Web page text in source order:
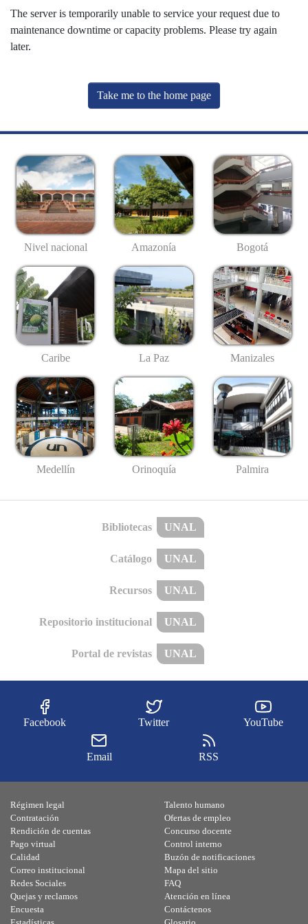
The server is temporarily unable to service your request due to
maintenance downtime or capacity problems. Please try again
later.
Take me to the home page
Nivel nacional Amazonía Bogotá
Caribe La Paz Manizales
Medellín Orinoquía Palmira
Bibliotecas UNAL
Catálogo UNAL
Recursos UNAL
Repositorio institucional UNAL
Portal de revistas UNAL
Facebook Twitter YouTube
Email RSS
Régimen legal
Contratación
Rendición de cuentas
Pago virtual
Calidad
Talento humano
Ofertas de empleo
Concurso docente
Control interno
Buzón de notificaciones
Correo institucional
Redes Sociales
Quejas y reclamos
Encuesta
Mapa del sitio
FAQ
Atención en línea
Contáctenos